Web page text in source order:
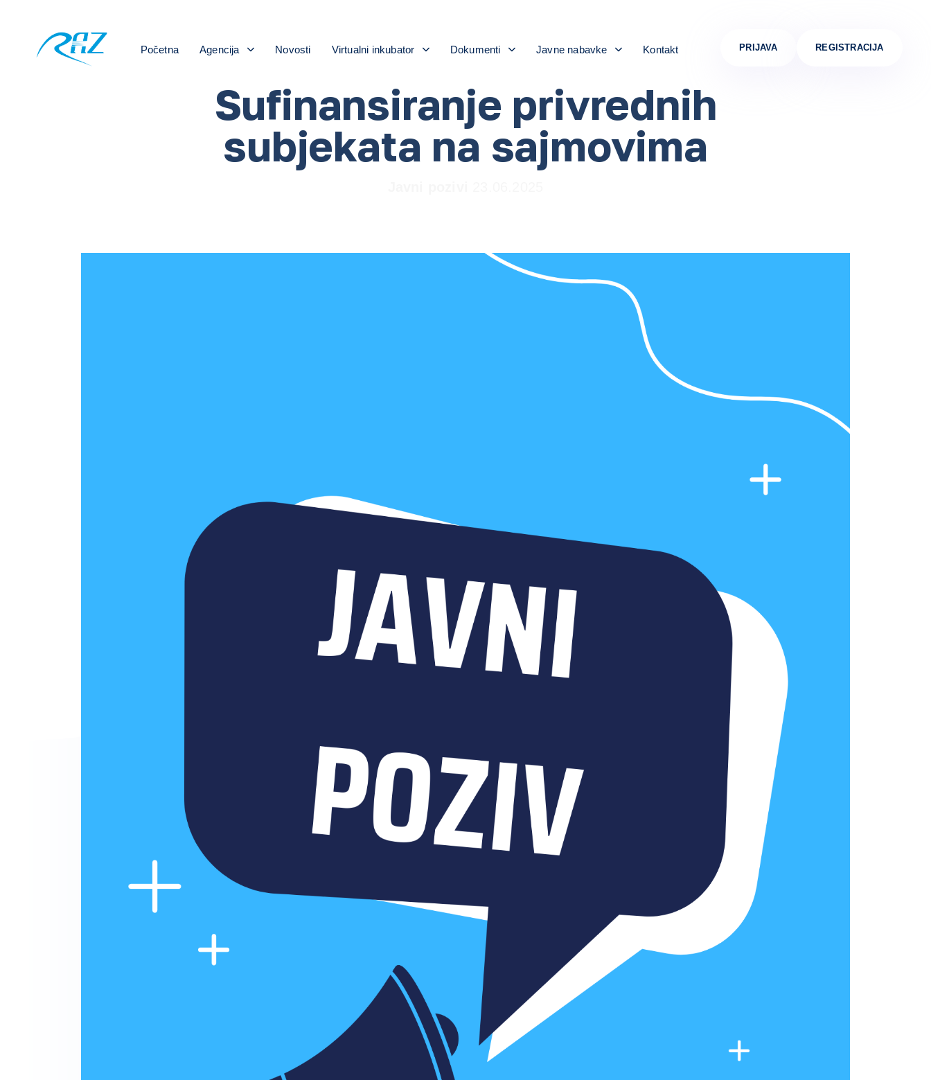
Početna Agencija Novosti Virtualni inkubator Dokumenti Javne nabavke Kontakt PRIJAVA REGISTRACIJA
Sufinansiranje privrednih
subjekata na sajmovima